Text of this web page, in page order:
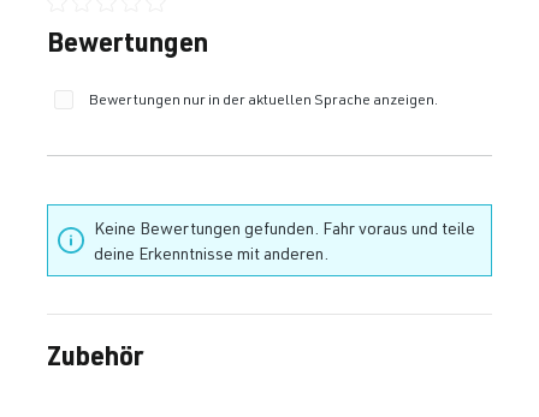
Durchschnittliche Bewertung von 0 von 5 Sternen
Bewertungen
Bewertungen nur in der aktuellen Sprache anzeigen.
Keine Bewertungen gefunden. Fahr voraus und teile
deine Erkenntnisse mit anderen.
Produktgalerie überspringen
Zubehör